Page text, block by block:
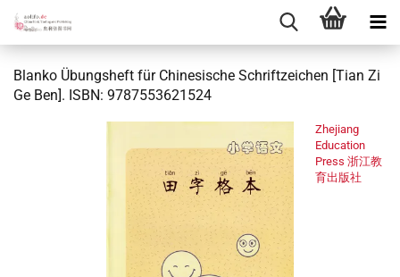
Blanko Übungsheft für Chinesische Schriftzeichen [Tian Zi
Ge Ben]. ISBN: 9787553621524
Zhejiang
Education
Press 浙江教
育出版社